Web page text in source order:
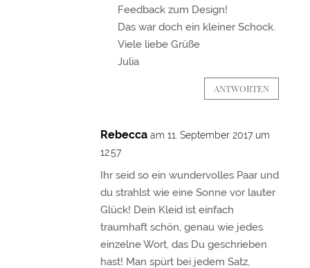
Feedback zum Design!
Das war doch ein kleiner Schock.
Viele liebe Grüße
Julia
ANTWORTEN
Rebecca am 11. September 2017 um
12:57
Ihr seid so ein wundervolles Paar und
du strahlst wie eine Sonne vor lauter
Glück! Dein Kleid ist einfach
traumhaft schön, genau wie jedes
einzelne Wort, das Du geschrieben
hast! Man spürt bei jedem Satz,